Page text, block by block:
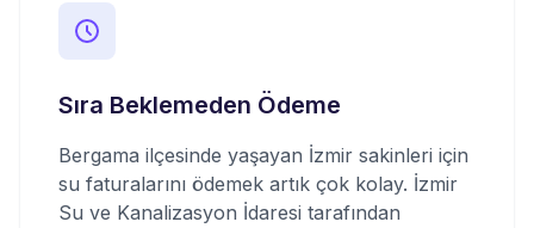
Sıra Beklemeden Ödeme
Bergama ilçesinde yaşayan İzmir sakinleri için
su faturalarını ödemek artık çok kolay. İzmir
Su ve Kanalizasyon İdaresi tarafından